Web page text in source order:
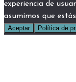
experiencia de
asumimos que
Aceptar Política de